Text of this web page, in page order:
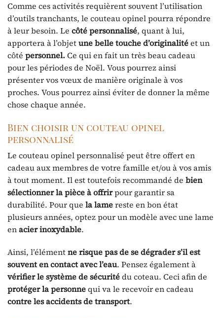
Comme ces activités requièrent souvent l’utilisation
d’outils tranchants, le couteau opinel pourra répondre
à leur besoin. Le côté personnalisé, quant à lui,
apportera à l’objetune belle touche d’originalitéet un
côté personnel.Ce qui en fait un très beau cadeau
pour les périodes de Noël. Vous pourrez ainsi
présenter vos vœux de manière originale à vos
proches. Vous pourrez ainsi éviter de donner la même
chose chaque année.
Bien choisir un couteau opinel
personnalisé
Le couteau opinel personnalisé peut être offert en
cadeau aux membres de votre famille et/ou à vos amis
à tout moment. Il est toutefois recommandé de bien
sélectionner la pièce à offrirpour garantir sa
durabilité. Pour que la lamereste en bon état
plusieurs années, optez pour un modèle avec une lame
enacier inoxydable.
Ainsi, l’élémentne risque pas de se dégrader s’il est
souvent en contact avec l’eau. Pensez également à
vérifier le système de sécuritédu coteau. Ceci afin de
protéger la personnequi va le recevoir en cadeau
contre les accidents de transport.